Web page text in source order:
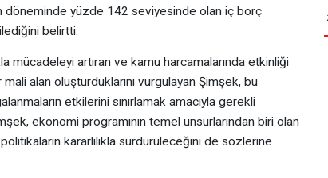
döneminde yüzde 142 seviyesinde olan iç borç
belirtti.
mücadeleyi artıran ve kamu harcamalarında etkinliği
alan oluşturduklarını vurgulayan Şimşek, bu
etkilerini sınırlamak amacıyla gerekli
ekonomi programının temel unsurlarından biri olan
kararlılıkla sürdürüleceğini de sözlerine